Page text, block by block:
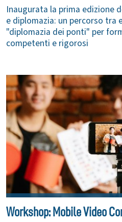
Inaugurata la prima edizione
e diplomazia: un percorso tra
"diplomazia dei ponti" per
competenti e rigorosi
Workshop: Mobile Video